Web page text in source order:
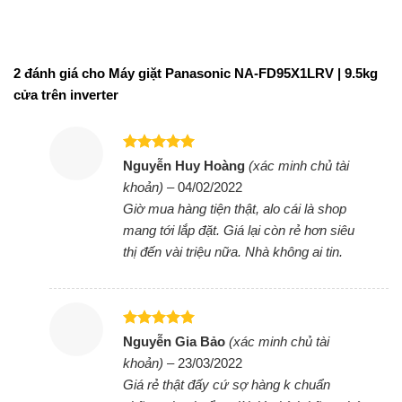
Tạo bọt siêu mịn, thẩm thấu nhanh nhờ
Hộp chứa Turbo Mixer sẽ hoà tan chất giặt tẩy và
đưa vào lồng giặt, kết hợp với mâm giặt quay tạo
thành hàng triệu bọt khí li ti, thẩm thấu nhanh trên
quần áo. Nhờ đó giúp sạch vết bẩn và tránh tình
trạng cặn bột giặt thừa trên vải.
Khối lượng giặt 9.5 kg dành cho các gia
đình có từ 5 – 7 thành viên
Máy giặt Panasonic 9.5 kg sẽ là lựa chọn đáp ứng
các nhu cầu giặt giũ cho gia đình có 5 – 7 thành
viên hoặc có lượng đồ giặt lớn trong mỗi lần giặt.
2 đánh giá cho Máy giặt Panasonic NA-FD95X1LRV | 9.5kg
cửa trên inverter
Được xếp
hạng
sao
Nguyễn Huy Hoàng(xác minh chủ tài
khoản) – 04/02/2022
Giờ mua hàng tiện thật, alo cái là shop
mang tới lắp đặt. Giá lại còn rẻ hơn siêu
thị đến vài triệu nữa. Nhà không ai tin.
Được xếp
hạng
sao
Nguyễn Gia Bảo(xác minh chủ tài
khoản) – 23/03/2022
Giá rẻ thật đấy cứ sợ hàng k chuẩn